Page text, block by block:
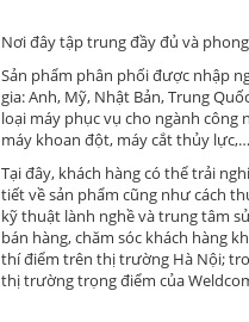
Nơi đây tập trung đầy đủ và
Sản phẩm phân phối được nhập
gia: Anh, Mỹ, Nhật Bản, Trung
loại máy phục vụ cho ngành công
máy khoan đột, máy cắt thủy
Tại đây, khách hàng có thể trải
tiết về sản phẩm cũng như cách
kỹ thuật lành nghề và trung tâm
bán hàng, chăm sóc khách hàng
thí điểm trên thị trường Hà Nội;
thị trường trọng điểm của